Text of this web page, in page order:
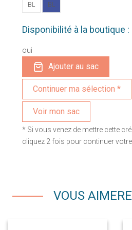
BL BL
Disponibilité à la boutique :
oui
Ajouter au sac
Voir mon sac
* Si vous venez de mettre cette
cliquez 2 fois pour continuer
VOUS